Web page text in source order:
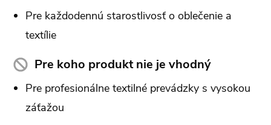
Pre každodennú starostlivosť o oblečenie a
textílie
Pre koho produkt nie je vhodný
Pre profesionálne textilné prevádzky s vysokou
záťažou